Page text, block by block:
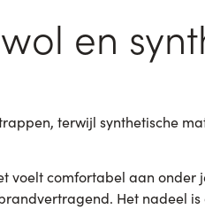
en
terwijl synthetische
voelt comfortabel aan onder
Het nadeel